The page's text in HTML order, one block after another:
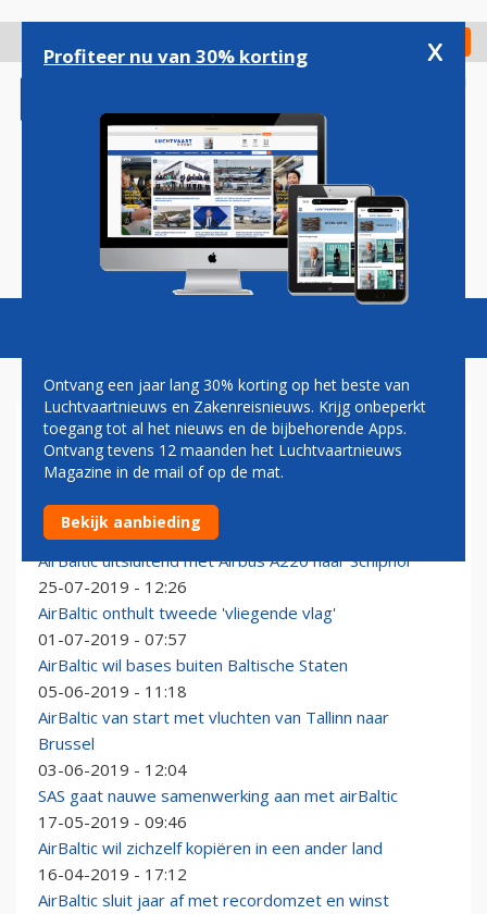
gaan
Check in
Magazine Podcasts Vacatures
AIRBALTIC
AirBaltic stationeert Airbus A220 in Vilnius
07-08-2019 - 11:30
AirBaltic uitsluitend met Airbus A220 naar Schiphol
25-07-2019 - 12:26
AirBaltic onthult tweede 'vliegende vlag'
01-07-2019 - 07:57
AirBaltic wil bases buiten Baltische Staten
05-06-2019 - 11:18
AirBaltic van start met vluchten van Tallinn naar
Brussel
03-06-2019 - 12:04
SAS gaat nauwe samenwerking aan met airBaltic
17-05-2019 - 09:46
AirBaltic wil zichzelf kopiëren in een ander land
16-04-2019 - 17:12
AirBaltic sluit jaar af met recordomzet en winst
Profiteer nu van 30% korting x
Ontvang een jaar lang 30% korting op het beste van
Luchtvaartnieuws en Zakenreisnieuws. Krijg onbeperkt
toegang tot al het nieuws en de bijbehorende Apps.
Ontvang tevens 12 maanden het Luchtvaartnieuws
Magazine in de mail of op de mat.
Bekijk aanbieding